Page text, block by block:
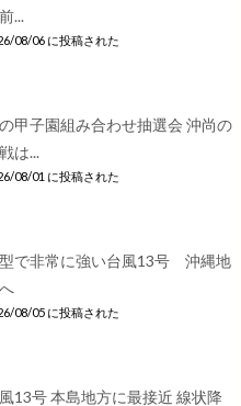
...
08/06 に投稿された
甲子園組み合わせ抽選会 沖尚の
は...
08/01 に投稿された
で非常に強い台風13号 沖縄地
08/05 に投稿された
13号 本島地方に最接近 線状降